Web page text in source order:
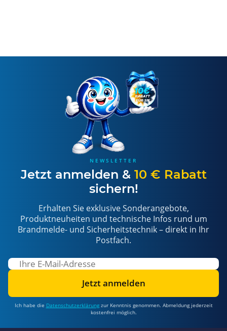
NEWSLETTER
Jetzt anmelden & 10 € Rabatt
sichern!
Erhalten Sie exklusive Sonderangebote,
Produktneuheiten und technische Infos rund um
Brandmelde- und Sicherheitstechnik – direkt in Ihr
Postfach.
Jetzt anmelden
Ich habe die Datenschutzerklärungzur Kenntnis genommen. Abmeldung jederzeit
kostenfrei möglich.